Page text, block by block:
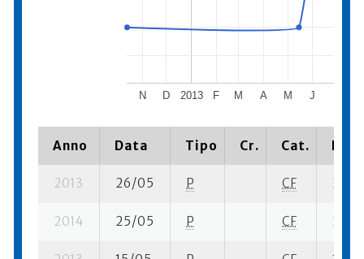
2013
N D F M A M J
Anno Data Tipo Cr. Cat.
2013 26/05 P CF 2 su-
2014 25/05 P CF 2 su-